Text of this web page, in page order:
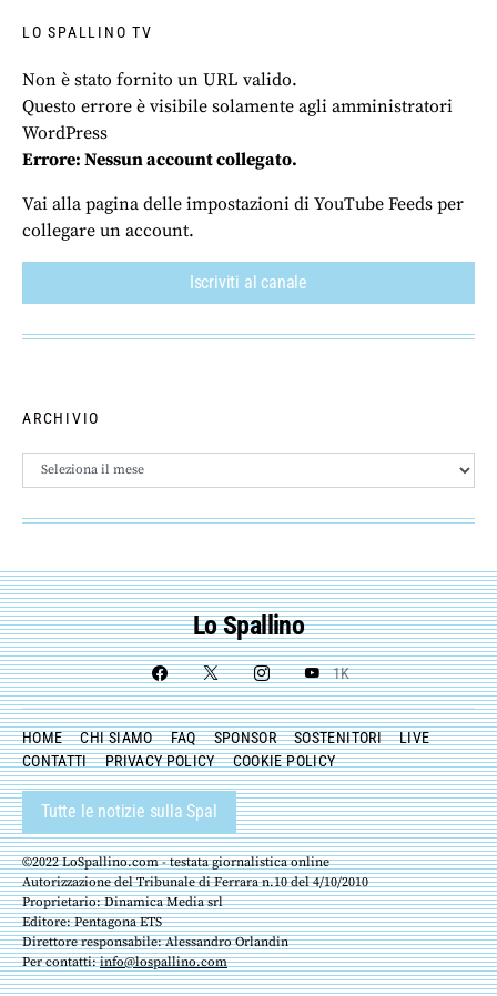
LO SPALLINO TV
Non è stato fornito un URL valido.
Questo errore è visibile solamente agli amministratori
WordPress
Errore: Nessun account collegato.
Vai alla pagina delle impostazioni di YouTube Feeds per
collegare un account.
Iscriviti al canale
ARCHIVIO
Archivio
Lo Spallino
1K
HOME CHI SIAMO FAQ SPONSOR SOSTENITORI
LIVE
CONTATTI
PRIVACY POLICY COOKIE POLICY
Tutte le notizie sulla Spal
©2022 LoSpallino.com - testata giornalistica online
Autorizzazione del Tribunale di Ferrara n.10 del 4/10/2010
Proprietario: Dinamica Media srl
Editore: Pentagona ETS
Direttore responsabile: Alessandro Orlandin
Per contatti:info@lospallino.com